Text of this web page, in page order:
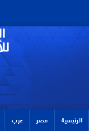
الرئيسية مصر عرب